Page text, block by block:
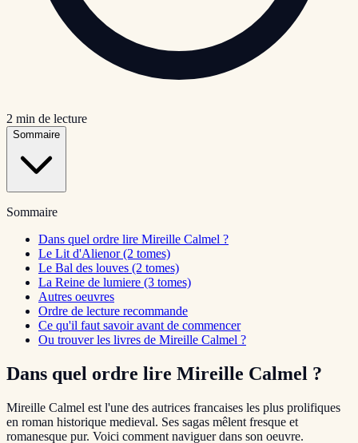
2 min de lecture
Sommaire
Sommaire
Dans quel ordre lire Mireille Calmel ?
Le Lit d'Alienor (2 tomes)
Le Bal des louves (2 tomes)
La Reine de lumiere (3 tomes)
Autres oeuvres
Ordre de lecture recommande
Ce qu'il faut savoir avant de commencer
Ou trouver les livres de Mireille Calmel ?
Dans quel ordre lire Mireille Calmel ?
Mireille Calmel est l'une des autrices francaises les plus prolifiques
en roman historique medieval. Ses sagas mêlent fresque et
romanesque pur. Voici comment naviguer dans son oeuvre.